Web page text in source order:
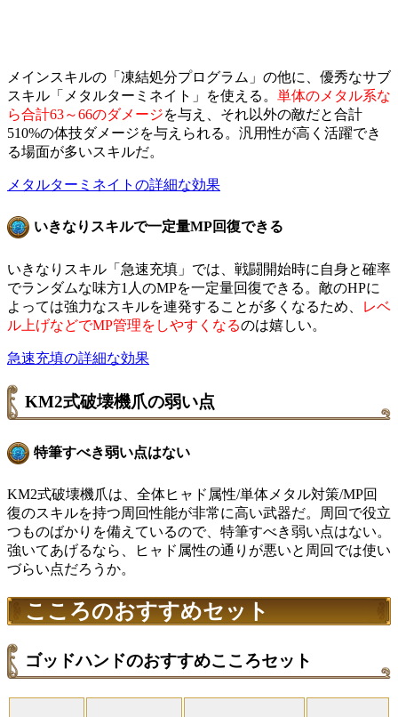
メインスキルの「凍結処分プログラム」の他に、優秀なサブ
スキル「メタルターミネイト」を使える。 単体のメタル系な
ら合計63～66のダメージを与え、それ以外の敵だと合計
510%の体技ダメージを与えられる。汎用性が高く活躍でき
る場面が多いスキルだ。
メタルターミネイトの詳細な効果
いきなりスキルで一定量MP回復できる
いきなりスキル「急速充填」では、戦闘開始時に自身と確率
でランダムな味方1人のMPを一定量回復できる。敵のHPに
よっては強力なスキルを連発することが多くなるため、
レベ
ル上げなどでMP管理をしやすくなるのは嬉しい。
急速充填の詳細な効果
KM2式破壊機爪の弱い点
特筆すべき弱い点はない
KM2式破壊機爪は、全体ヒャド属性/単体メタル対策/MP回
復のスキルを持つ周回性能が非常に高い武器だ。周回で役立
つものばかりを備えているので、特筆すべき弱い点はない。
強いてあげるなら、ヒャド属性の通りが悪いと周回では使い
づらい点だろうか。
こころのおすすめセット
ゴッドハンドのおすすめこころセット